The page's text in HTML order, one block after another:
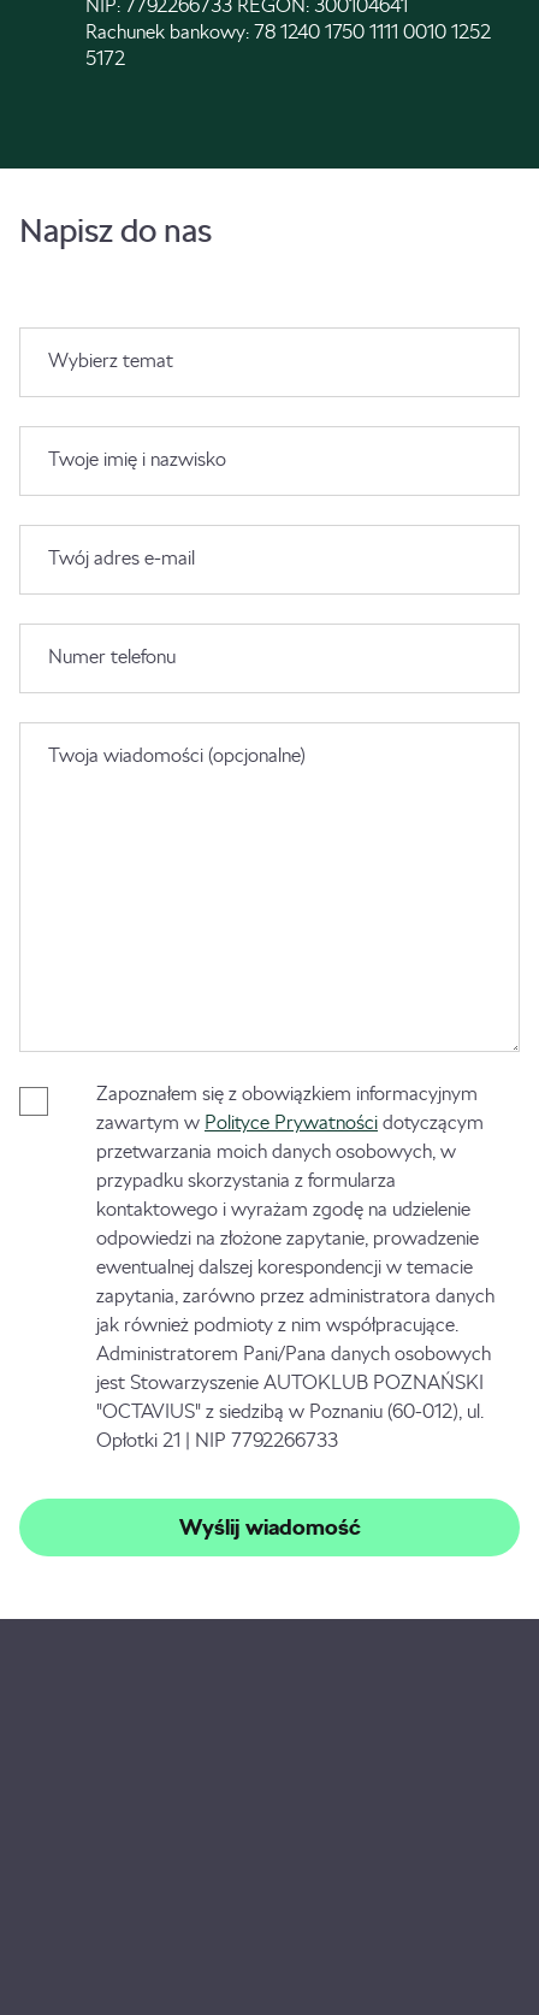
NIP: 7792266733 REGON: 300104641
Rachunek bankowy: 78 1240 1750 1111 0010 1252
5172
Napisz do nas
Wybierz temat
Twoje imię i nazwisko
Twój adres e-mail
Numer telefonu
Twoja wiadomości (opcjonalne)
Zapoznałem się z obowiązkiem informacyjnym
zawartym w Polityce Prywatności dotyczącym
przetwarzania moich danych osobowych, w
przypadku skorzystania z formularza
kontaktowego i wyrażam zgodę na udzielenie
odpowiedzi na złożone zapytanie, prowadzenie
ewentualnej dalszej korespondencji w temacie
zapytania, zarówno przez administratora danych
jak również podmioty z nim współpracujące.
Administratorem Pani/Pana danych osobowych
jest Stowarzyszenie AUTOKLUB POZNAŃSKI
"OCTAVIUS" z siedzibą w Poznaniu (60-012), ul.
Opłotki 21 | NIP 7792266733